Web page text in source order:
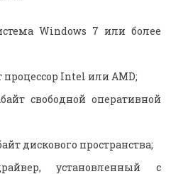
Windows 7 или более
процессор Intel или AMD;
свободной оперативной
дискового пространства;
установленный с